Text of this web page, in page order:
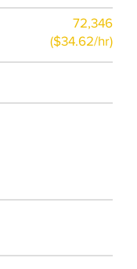
72,346
($34.62/hr)